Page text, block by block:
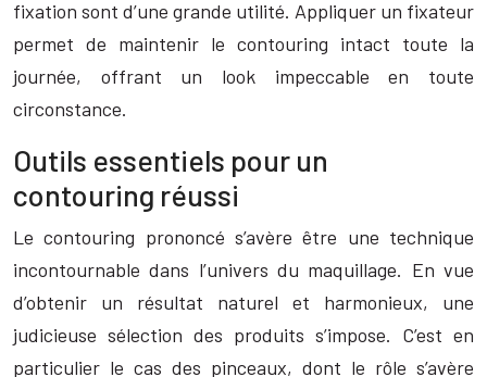
fixation sont d’une grande utilité. Appliquer un fixateur
permet de maintenir le contouring intact toute la
journée, offrant un look impeccable en toute
circonstance.
Outils essentiels pour un
contouring réussi
Le contouring prononcé s’avère être une technique
incontournable dans l’univers du maquillage. En vue
d’obtenir un résultat naturel et harmonieux, une
judicieuse sélection des produits s’impose. C’est en
particulier le cas des pinceaux, dont le rôle s’avère